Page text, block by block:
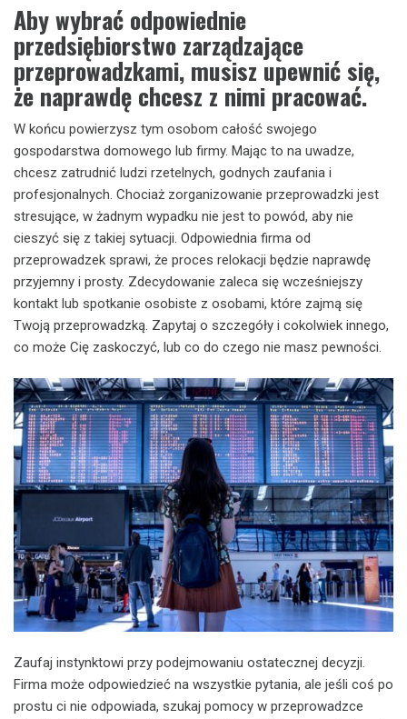
Aby wybrać odpowiednie
przedsiębiorstwo zarządzające
przeprowadzkami, musisz upewnić się,
że naprawdę chcesz z nimi pracować.
W końcu powierzysz tym osobom całość swojego
gospodarstwa domowego lub firmy. Mając to na uwadze,
chcesz zatrudnić ludzi rzetelnych, godnych zaufania i
profesjonalnych. Chociaż zorganizowanie przeprowadzki jest
stresujące, w żadnym wypadku nie jest to powód, aby nie
cieszyć się z takiej sytuacji. Odpowiednia firma od
przeprowadzek sprawi, że proces relokacji będzie naprawdę
przyjemny i prosty. Zdecydowanie zaleca się wcześniejszy
kontakt lub spotkanie osobiste z osobami, które zajmą się
Twoją przeprowadzką. Zapytaj o szczegóły i cokolwiek innego,
co może Cię zaskoczyć, lub co do czego nie masz pewności.
Zaufaj instynktowi przy podejmowaniu ostatecznej decyzji.
Firma może odpowiedzieć na wszystkie pytania, ale jeśli coś po
prostu ci nie odpowiada, szukaj pomocy w przeprowadzce